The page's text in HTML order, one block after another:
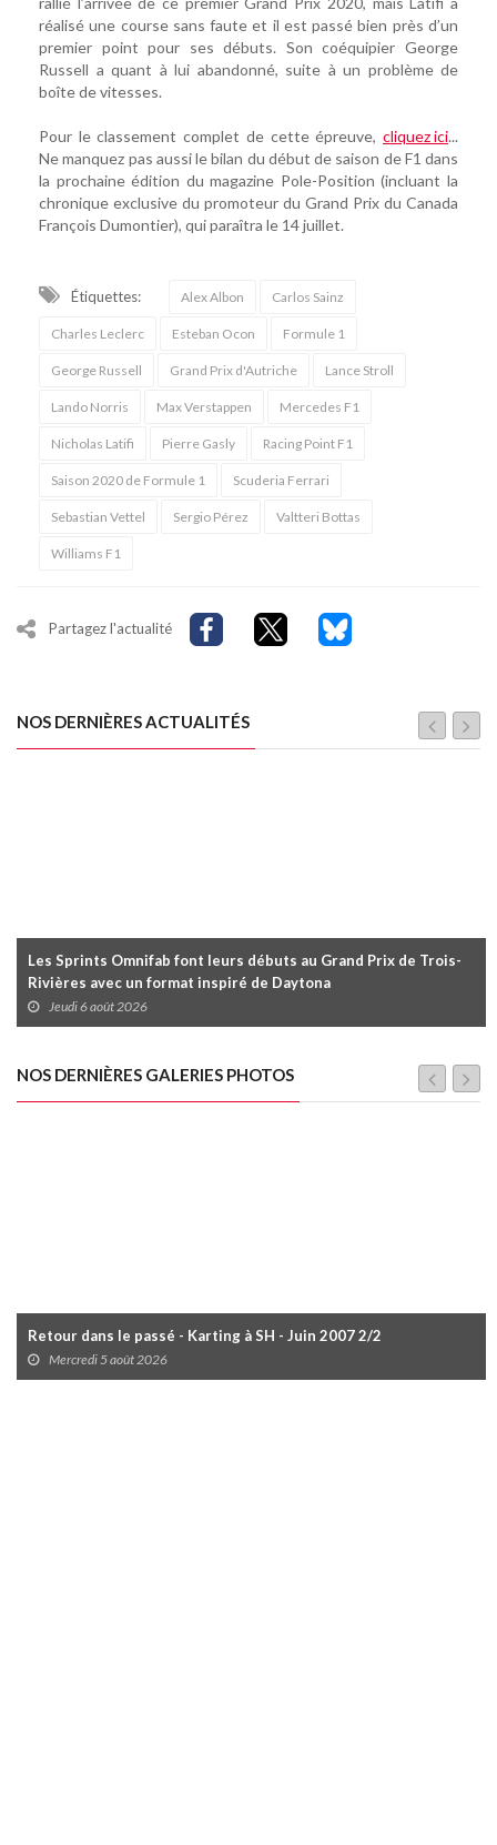
réalisé une course sans faute et il est passé bien près d’un
premier point pour ses débuts. Son coéquipier George
Russell a quant à lui abandonné, suite à un problème de
boîte de vitesses.
Pour le classement complet de cette épreuve, cliquez ici...
Ne manquez pas aussi le bilan du début de saison de F1 dans
la prochaine édition du magazine Pole-Position (incluant la
chronique exclusive du promoteur du Grand Prix du Canada
François Dumontier), qui paraîtra le 14 juillet.
Étiquettes: Alex Albon Carlos Sainz
Charles Leclerc Esteban Ocon Formule 1
George Russell Grand Prix d'Autriche Lance Stroll
Lando Norris Max Verstappen Mercedes F1
Nicholas Latifi Pierre Gasly Racing Point F1
Saison 2020 de Formule 1 Scuderia Ferrari
Sebastian Vettel Sergio Pérez Valtteri Bottas
Williams F1
Partagez l'actualité
NOS DERNIÈRES ACTUALITÉS
Les Sprints Omnifab font leurs débuts au Grand Prix de Trois-
Rivières avec un format inspiré de Daytona
Jeudi 6 août 2026
NOS DERNIÈRES GALERIES PHOTOS
Retour dans le passé - Karting à SH - Juin 2007 2/2
Mercredi 5 août 2026